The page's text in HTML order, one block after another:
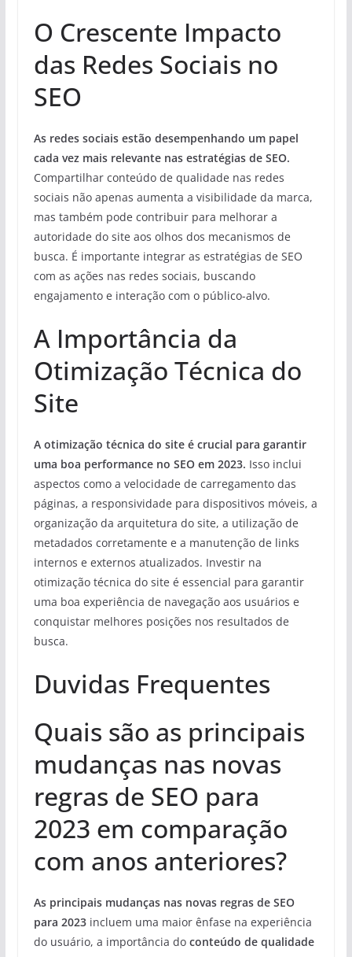
O Crescente Impacto
das Redes Sociais no
SEO
As redes sociais estão desempenhando um papel
cada vez mais relevante nas estratégias de SEO.
Compartilhar conteúdo de qualidade nas redes
sociais não apenas aumenta a visibilidade da marca,
mas também pode contribuir para melhorar a
autoridade do site aos olhos dos mecanismos de
busca. É importante integrar as estratégias de SEO
com as ações nas redes sociais, buscando
engajamento e interação com o público-alvo.
A Importância da
Otimização Técnica do
Site
A otimização técnica do site é crucial para garantir
uma boa performance no SEO em 2023. Isso inclui
aspectos como a velocidade de carregamento das
páginas, a responsividade para dispositivos móveis, a
organização da arquitetura do site, a utilização de
metadados corretamente e a manutenção de links
internos e externos atualizados. Investir na
otimização técnica do site é essencial para garantir
uma boa experiência de navegação aos usuários e
conquistar melhores posições nos resultados de
busca.
Duvidas Frequentes
Quais são as principais
mudanças nas novas
regras de SEO para
2023 em comparação
com anos anteriores?
As principais mudanças nas novas regras de SEO
para 2023incluem uma maior ênfase na experiência
do usuário, a importância do conteúdo de qualidade